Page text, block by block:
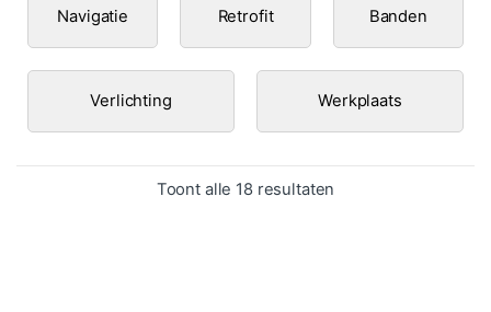
Navigatie
Retrofit
Banden
Verlichting Werkplaats
Toont alle 18 resultaten